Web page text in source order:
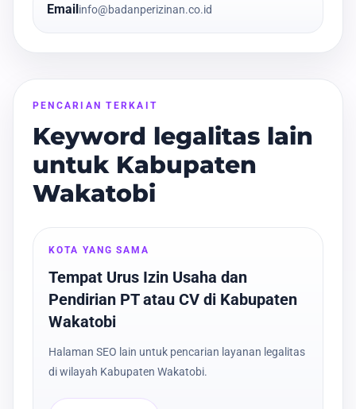
Email info@badanperizinan.co.id
PENCARIAN TERKAIT
Keyword legalitas lain
untuk Kabupaten
Wakatobi
KOTA YANG SAMA
Tempat Urus Izin Usaha dan
Pendirian PT atau CV di Kabupaten
Wakatobi
Halaman SEO lain untuk pencarian layanan legalitas
di wilayah Kabupaten Wakatobi.